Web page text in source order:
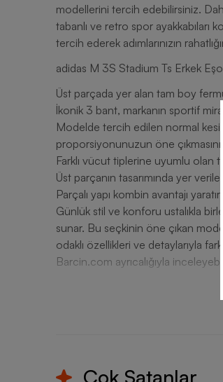
modellerini tercih edebilirsiniz.
tabanlı ve retro spor ayakkabıları
tercih ederek adımlarınızın
adidas M 3S Stadium Ts Erkek
Üst parçada yer alan tam boy
İkonik 3 bant, markanın sportif
Modelde tercih edilen normal
proporsiyonunuzun öne çıkmasını
Farklı vücut tiplerine uyumlu olan
Üst parçanın tasarımında yer
Parçalı yapı kombin avantajı
Günlük stil ve konforu ustalıkla
sunar. Bu seçkinin öne çıkan
odaklı özellikleri ve detaylarıyla
Barcin.com ayrıcalığıyla
Çok Satanlar